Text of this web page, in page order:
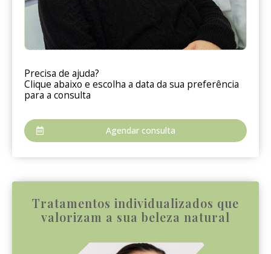
Precisa de ajuda?
Clique abaixo e escolha a data da sua preferência
para a consulta
Agendar consulta
Tratamentos individualizados que
valorizam a sua beleza natural